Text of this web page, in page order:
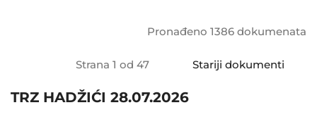
Pronađeno 1386 dokumenata
Strana 1 od 47 Stariji dokumenti
TRZ HADŽIĆI 28.07.2026